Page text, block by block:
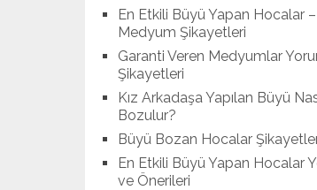
En Etkili Büyü Yapan Hocalar –
Medyum Şikayetleri
Garanti Veren Medyumlar
Şikayetleri
Kız Arkadaşa Yapılan Büyü
Bozulur?
Büyü Bozan Hocalar
En Etkili Büyü Yapan Hocalar
ve Önerileri